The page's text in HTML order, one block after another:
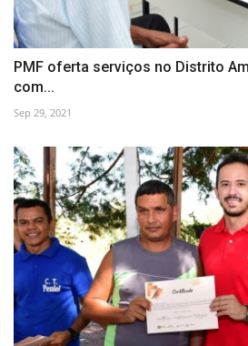
PMF oferta serviços no Distrito
com...
Sep 29, 2021